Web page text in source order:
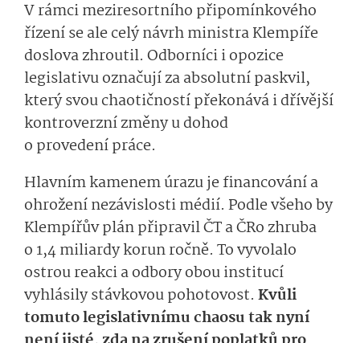
V rámci meziresortního připomínkového
řízení se ale celý návrh ministra Klempíře
doslova zhroutil. Odborníci i opozice
legislativu označují za absolutní paskvil,
který svou chaotičností překonává i dřívější
kontroverzní změny u dohod
o provedení práce.
Hlavním kamenem úrazu je financování a
ohrožení nezávislosti médií. Podle všeho by
Klempířův plán připravil ČT a ČRo zhruba
o 1,4 miliardy korun ročně. To vyvolalo
ostrou reakci a odbory obou institucí
vyhlásily stávkovou pohotovost. Kvůli
tomuto legislativnímu chaosu tak nyní